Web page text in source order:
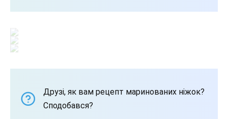
Друзі, як вам рецепт маринованих ніжок?
Сподобався?